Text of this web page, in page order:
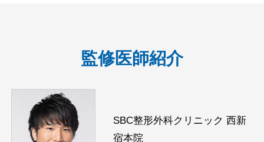
監修医師紹介
SBC整形外科クリニック 西新
宿本院